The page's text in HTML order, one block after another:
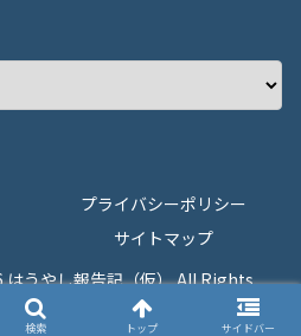
プライバシーポリシー
サイトマップ
うやし報告記（仮） All Rights
Reserved.
検索 トップ サイドバー